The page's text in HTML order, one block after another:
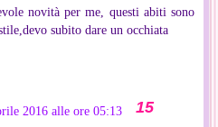
novità per me, questi abiti sono
subito dare un occhiata
2016 alle ore 05:13